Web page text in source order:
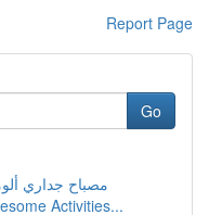
Report Page
Go
مصباح جداري
Activities...